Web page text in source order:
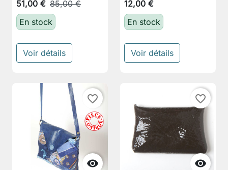
51,00 € 85,00 €
En stock
Voir détails
12,00 €
En stock
Voir détails

favorite_border

favorite_border